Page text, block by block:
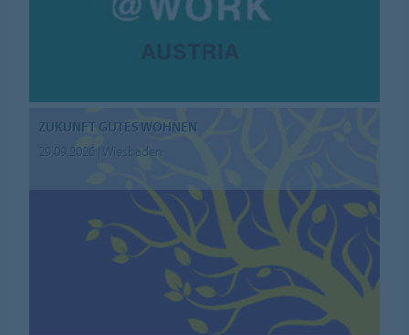
ZUKUNFT GUTES WOHNEN
29.09.2026 | Wiesbaden